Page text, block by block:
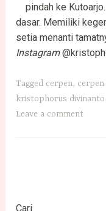
pindah ke
dasar. Memiliki
setia menanti
Instagram
Tagged cerpen, cerpen
kristophorus divinanto
Leave a comment
Cari